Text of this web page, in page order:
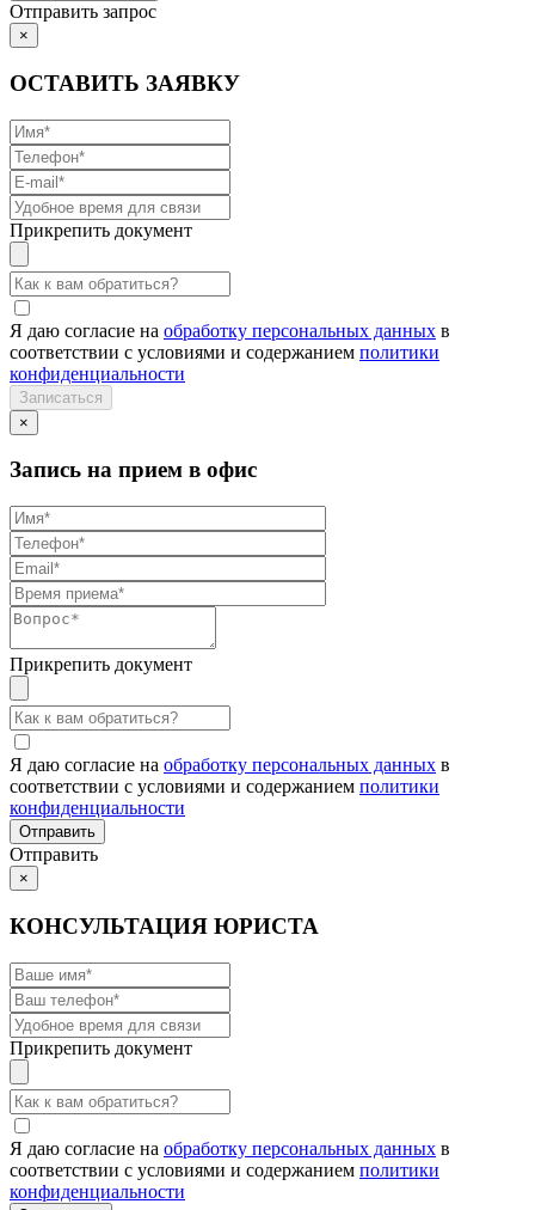
Отправить запрос
×
ОСТАВИТЬ ЗАЯВКУ
Прикрепить документ
Я даю согласие на обработку персональных данных в
соответствии с условиями и содержанием политики
конфиденциальности
×
Запись на прием в офис
Прикрепить документ
Я даю согласие на обработку персональных данных в
соответствии с условиями и содержанием политики
конфиденциальности
Отправить
×
КОНСУЛЬТАЦИЯ ЮРИСТА
Прикрепить документ
Я даю согласие на обработку персональных данных в
соответствии с условиями и содержанием политики
конфиденциальности